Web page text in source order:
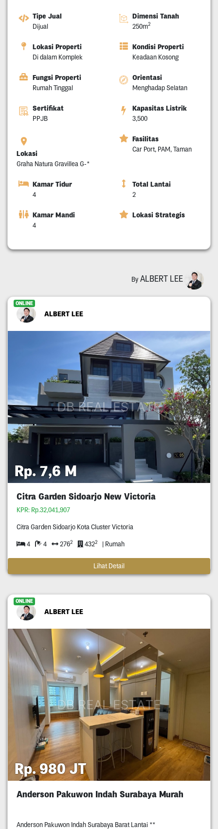
Tipe Jual
Dijual
Dimensi Tanah
250m2
Lokasi Properti
Di dalam Komplek
Kondisi Properti
Keadaan Kosong
Fungsi Properti
Rumah Tinggal
Orientasi
Menghadap Selatan
Sertifikat
PPJB
Kapasitas Listrik
3,500
Lokasi
Graha Natura Gravillea G-*
Fasilitas
Car Port, PAM, Taman
Kamar Tidur
4
Total Lantai
2
Kamar Mandi
4
Lokasi Strategis
By ALBERT LEE
ONLINE
ALBERT LEE
Rp. 7,6 M
Citra Garden Sidoarjo New Victoria
KPR: Rp.32,041,907
Citra Garden Sidoarjo Kota Cluster Victoria
4 4 2762 4322 | Rumah
Lihat Detail
ONLINE
ALBERT LEE
Rp. 980 JT
Anderson Pakuwon Indah Surabaya Murah
Anderson Pakuwon Indah Surabaya Barat Lantai **